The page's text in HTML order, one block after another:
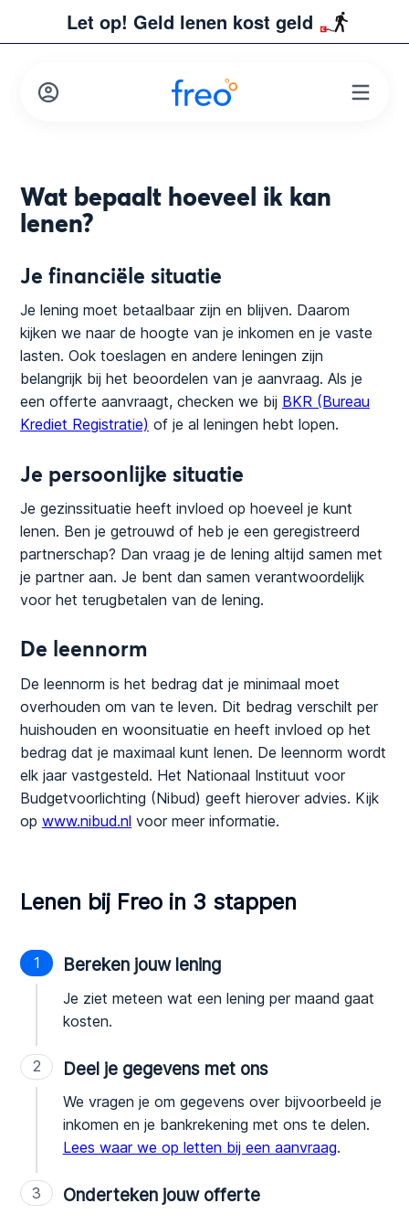
Let op! Geld lenen kost geld
Wat bepaalt hoeveel ik kan
lenen?
Je financiële situatie
Je lening moet betaalbaar zijn en blijven. Daarom
kijken we naar de hoogte van je inkomen en je vaste
lasten. Ook toeslagen en andere leningen zijn
belangrijk bij het beoordelen van je aanvraag. Als je
een offerte aanvraagt, checken we bij BKR (Bureau
Krediet Registratie) of je al leningen hebt lopen.
Je persoonlijke situatie
Je gezinssituatie heeft invloed op hoeveel je kunt
lenen. Ben je getrouwd of heb je een geregistreerd
partnerschap? Dan vraag je de lening altijd samen met
je partner aan. Je bent dan samen verantwoordelijk
voor het terugbetalen van de lening.
De leennorm
De leennorm is het bedrag dat je minimaal moet
overhouden om van te leven. Dit bedrag verschilt per
huishouden en woonsituatie en heeft invloed op het
bedrag dat je maximaal kunt lenen. De leennorm wordt
elk jaar vastgesteld. Het Nationaal Instituut voor
Budgetvoorlichting (Nibud) geeft hierover advies. Kijk
op www.nibud.nl voor meer informatie.
Lenen bij Freo in 3 stappen
1 Bereken jouw lening
Je ziet meteen wat een lening per maand gaat
kosten.
2 Deel je gegevens met ons
We vragen je om gegevens over bijvoorbeeld je
inkomen en je bankrekening met ons te delen.
Lees waar we op letten bij een aanvraag.
3 Onderteken jouw offerte